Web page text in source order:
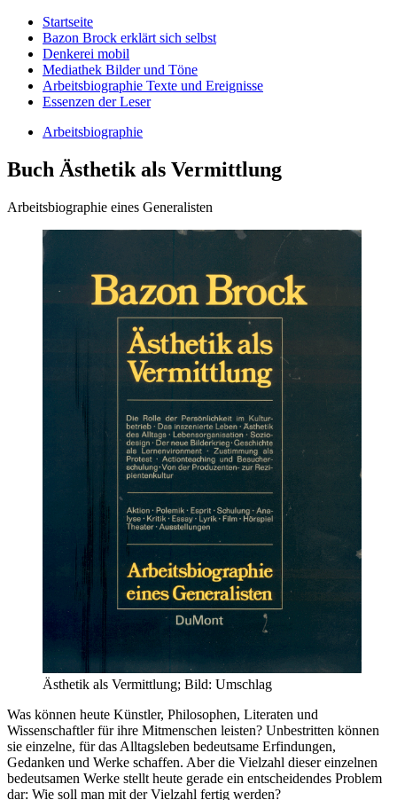
Startseite
Bazon Brock erklärt sich selbst
Denkerei mobil
Mediathek Bilder und Töne
Arbeitsbiographie Texte und Ereignisse
Essenzen der Leser
Arbeitsbiographie
Buch Ästhetik als Vermittlung
Arbeitsbiographie eines Generalisten
Ästhetik als Vermittlung; Bild: Umschlag
Was können heute Künstler, Philosophen, Literaten und
Wissenschaftler für ihre Mitmenschen leisten? Unbestritten können
sie einzelne, für das Alltagsleben bedeutsame Erfindungen,
Gedanken und Werke schaffen. Aber die Vielzahl dieser einzelnen
bedeutsamen Werke stellt heute gerade ein entscheidendes Problem
dar: Wie soll man mit der Vielzahl fertig werden?